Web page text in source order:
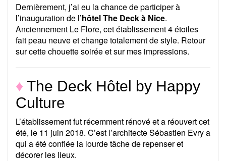
Dernièrement, j’ai eu la chance de participer à
l’inauguration de l’hôtel The Deck à Nice.
Anciennement Le Flore, cet établissement 4 étoiles
fait peau neuve et change totalement de style. Retour
sur cette chouette soirée et sur mes impressions.
♦ The Deck Hôtel by Happy
Culture
L’établissement fut récemment rénové et a réouvert cet
été, le 11 juin 2018. C’est l’architecte Sébastien Evry a
qui a été confiée la lourde tâche de repenser et
décorer les lieux.